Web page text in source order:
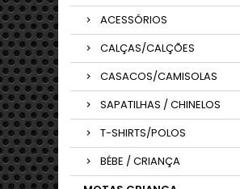
ACESSÓRIOS
CALÇAS/CALÇÕES
CASACOS/CAMISOLAS
SAPATILHAS / CHINELOS
T-SHIRTS/POLOS
BÉBE / CRIANÇA